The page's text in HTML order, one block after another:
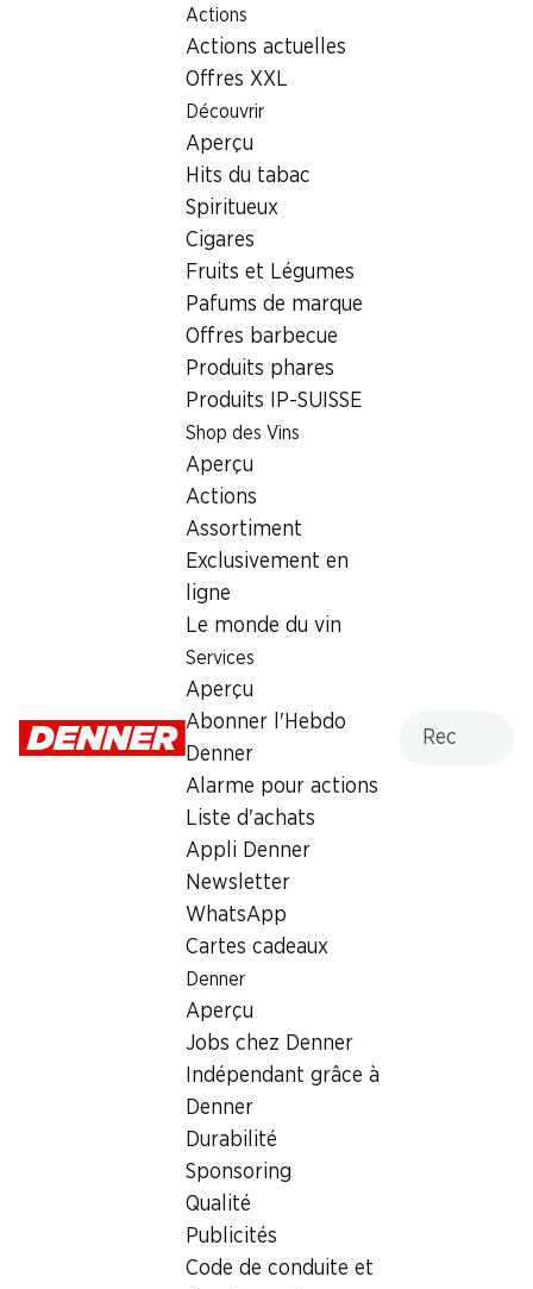
Actions
Actions actuelles
Offres XXL
Découvrir
Aperçu
Hits du tabac
Spiritueux
Cigares
Fruits et Légumes
Pafums de marque
Offres barbecue
Produits phares
Produits IP-SUISSE
Shop des Vins
Aperçu
Actions
Assortiment
Exclusivement en
ligne
Le monde du vin
Services
Aperçu
Abonner l'Hebdo
Denner
Alarme pour actions
Liste d'achats
Appli Denner
Newsletter
WhatsApp
Cartes cadeaux
Denner
Aperçu
Jobs chez Denner
Indépendant grâce à
Denner
Durabilité
Sponsoring
Qualité
Publicités
Code de conduite et
Localisateur de succursales
Succursale Denner Solothurnerstrasse 3, 4710 Balsthal
4710 Balsthal
Solothurnerstrasse 3, 4710 Balsthal
Heures d'ouverture
Mercredi
Heures d'ouverture spéciales
Sam., 15.08.2026
Retrait d'espèces avec la carte postale / M-Card